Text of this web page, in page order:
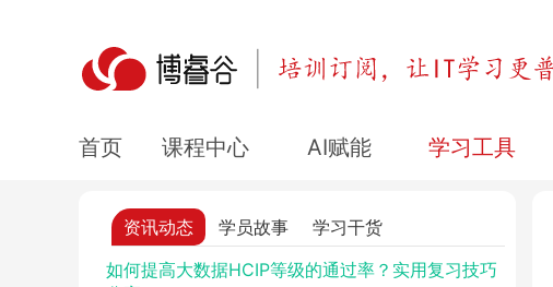
首页 课程中心 AI赋能 学习工具
资讯动态 学员故事 学习干货
2024/11/21
Oracle认证考试多少钱？在哪里报名？
HCIA大数据考试难度怎么样？备考指南
红帽RHCE认证培训报名官网
2024/11/19
如何提高大数据HCIP等级的通过率？实用复习技巧